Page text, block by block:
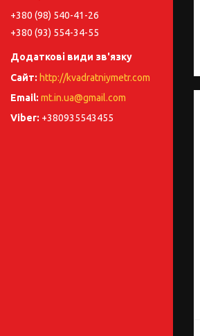
+380 (98) 540-41-26
+380 (93) 554-34-55
http://kvadratniymetr.com
mt.in.ua@gmail.com
+380935543455